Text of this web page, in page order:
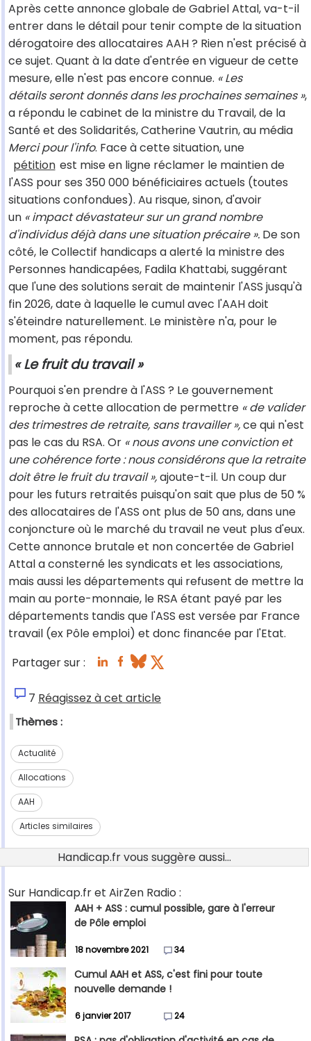
Après cette annonce globale de Gabriel Attal, va-t-il
entrer dans le détail pour tenir compte de la situation
dérogatoire des allocataires AAH ? Rien n'est précisé à
ce sujet. Quant à la date d'entrée en vigueur de cette
mesure, elle n'est pas encore connue. « Les
détails seront donnés dans les prochaines semaines »,
a répondu le cabinet de la ministre du Travail, de la
Santé et des Solidarités, Catherine Vautrin, au média
Merci pour l'info. Face à cette situation, une
pétition est mise en ligne réclamer le maintien de
l'ASS pour ses 350 000 bénéficiaires actuels (toutes
situations confondues). Au risque, sinon, d'avoir
un « impact dévastateur sur un grand nombre
d'individus déjà dans une situation précaire ». De son
côté, le Collectif handicaps a alerté la ministre des
Personnes handicapées, Fadila Khattabi, suggérant
que l'une des solutions serait de maintenir l'ASS jusqu'à
fin 2026, date à laquelle le cumul avec l'AAH doit
s'éteindre naturellement. Le ministère n'a, pour le
moment, pas répondu.
« Le fruit du travail »
Pourquoi s'en prendre à l'ASS ? Le gouvernement
reproche à cette allocation de permettre « de valider
des trimestres de retraite, sans travailler »,ce qui n'est
pas le cas du RSA. Or « nous avons une conviction et
une cohérence forte : nous considérons que la retraite
doit être le fruit du travail »,ajoute-t-il. Un coup dur
pour les futurs retraités puisqu'on sait que plus de 50 %
des allocataires de l'ASS ont plus de 50 ans, dans une
conjoncture où le marché du travail ne veut plus d'eux.
Cette annonce brutale et non concertée de Gabriel
Attal a consterné les syndicats et les associations,
mais aussi les départements qui refusent de mettre la
main au porte-monnaie, le RSA étant payé par les
départements tandis que l'ASS est versée par France
travail (ex Pôle emploi) et donc financée par l'Etat.
Partager sur :
7 Réagissez à cet article
Thèmes :
Actualité
Allocations
AAH
Articles similaires
Handicap.fr vous suggère aussi...
Sur Handicap.fr et AirZen Radio :
AAH + ASS : cumul possible, gare à l'erreur
de Pôle emploi
18 novembre 2021 34
Cumul AAH et ASS, c'est fini pour toute
nouvelle demande !
6 janvier 2017 24